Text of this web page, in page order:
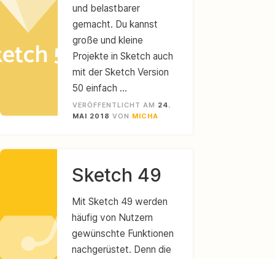
und belastbarer
gemacht. Du kannst
große und kleine
Projekte in Sketch auch
mit der Sketch Version
50 einfach …
VERÖFFENTLICHT AM 24.
MAI 2018 VON MICHA
Sketch 49
Mit Sketch 49 werden
häufig von Nutzern
gewünschte Funktionen
nachgerüstet. Denn die